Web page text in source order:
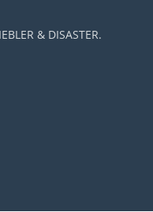
& DISASTER.